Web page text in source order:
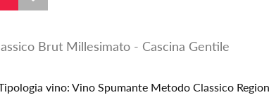
Brut Millesimato - Cascina Gentile
vino: Vino Spumante Metodo Classico